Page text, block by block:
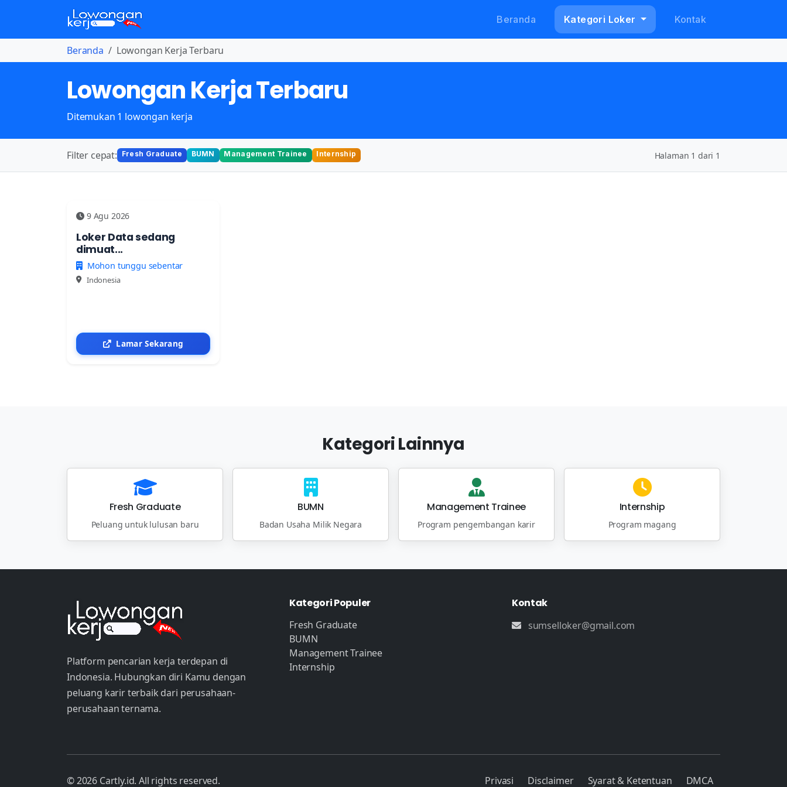
Beranda Kategori Loker Kontak
Beranda Lowongan Kerja Terbaru
Lowongan Kerja Terbaru
Ditemukan 1 lowongan kerja
Filter cepat: Fresh Graduate BUMN Management Trainee Internship Halaman 1 dari 1
9 Agu 2026
Loker Data sedang
dimuat...
Mohon tunggu sebentar
Indonesia
Lamar Sekarang
Kategori Lainnya
Fresh Graduate
Peluang untuk lulusan baru
BUMN
Badan Usaha Milik Negara
Management Trainee
Program pengembangan karir
Internship
Program magang
Platform pencarian kerja terdepan di
Indonesia. Hubungkan diri Kamu dengan
peluang karir terbaik dari perusahaan-
perusahaan ternama.
Kategori Populer
Fresh Graduate
BUMN
Management Trainee
Internship
Kontak
sumselloker@gmail.com
© 2026 Cartly.id. All rights reserved. Privasi Disclaimer Syarat & Ketentuan DMCA